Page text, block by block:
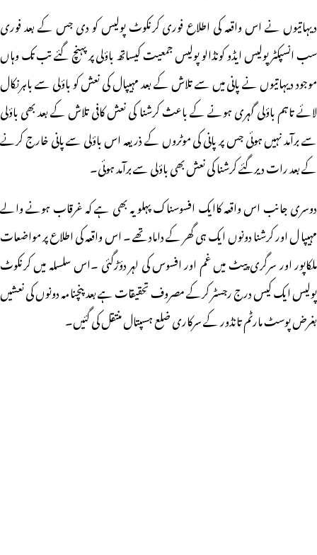
دیہاتیوں نے اس واقعہ کی اطلاع فوری کرنکوٹ پولیس کو دی جس کے بعد فوری
سب انسپکٹر پولیس ایڈو کونڈالو پولیس جمعیت کیساتھ باؤلی پر پہنچ گئے تب تک وہاں
موجود دیہاتیوں نے پانی میں سے تلاش کے بعد مہیپال کی نعش کو باؤلی سے باہرنکال
لائے تاہم باؤلی گہری ہونے کے باعث کرشنا کی نعش کافی تلاش کے بعد بھی باؤلی
سے برآمد نہیں ہوئی جس پر پانی کی موٹروں کے ذریعہ اس باؤلی سے پانی خارج کرنے
کے بعد رات دیرگئے کرشنا کی نعش بھی باؤلی سے برآمد ہوئی۔
دوسری جانب اس واقعہ کاایک افسوسناک پہلو یہ بھی ہے کہ غرقاب ہونے والے
مہیپا ل اور کرشنا دونوں ایک ہی گھر کے داماد تھے ۔ اس واقعہ کی اطلاع پر مواضعات
ملکاپور اور سرگری پیٹ میں غم اور افسوس کی لہر دؤڑگئی ۔اس سلسلہ میں کرنکوٹ
پولیس ایک کیس درج رجسٹر کرکے مصروف تحقیقات ہے بعد پنچنامہ دونوں کی نعشیں
بغرض پوسٹ مارٹم تانڈور کے سرکاری ضلع ہسپتال منتقل کی گئیں۔